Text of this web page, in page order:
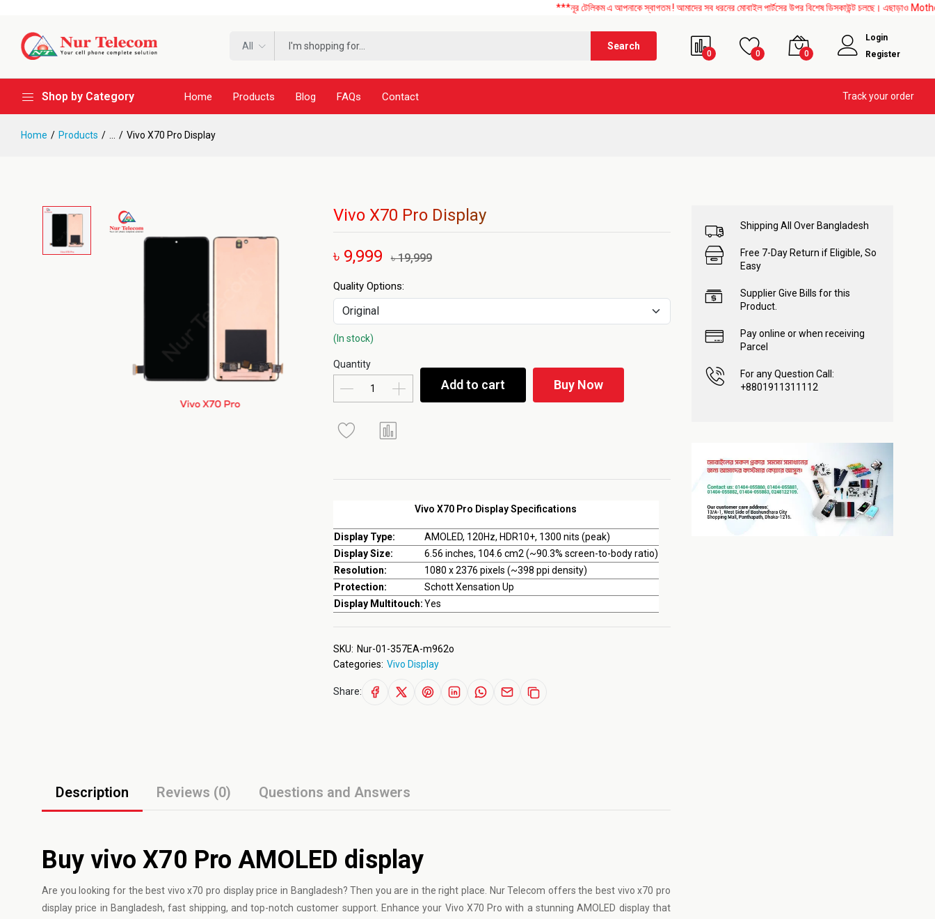
***নূর টেলিকম এ আপনাকে স্বাগতম ! আমাদের সব ধরনের মোবাইল পার্টসের উপর বিশেষ ডিসকাউন্ট চলছে। এছাড়াও Mother
All Search
0 0 0
Login
Register
Shop by Category Home Products Blog FAQs Contact Track your order
Home Products Vivo X70 Pro Display
Vivo X70 Pro Display
৳ 9,999 ৳ 19,999
Vivo X70 Pro Display Specifications
Display Type:
AMOLED, 120Hz, HDR10+, 1300 nits (peak)
Display Size:
6.56 inches, 104.6 cm2 (~90.3% screen-to-body ratio)
Resolution:
1080 x 2376 pixels (~398 ppi density)
Protection:
Schott Xensation Up
Display Multitouch:Yes
Quality Options:
(In stock)
Quantity
Add to cart Buy Now
SKU: Nur-01-357EA-m962o
Categories: Vivo Display
Share:
Description Reviews (0) Questions and Answers
Buy vivo X70 Pro AMOLED display
Are you looking for the best vivo x70 pro display price in Bangladesh? Then you are in the right place. Nur Telecom offers the best vivo x70 pro
display price in Bangladesh, fast shipping, and top-notch customer support. Enhance your Vivo X70 Pro with a stunning AMOLED display that
Shipping All Over Bangladesh
Free 7-Day Return if Eligible, So
Easy
Supplier Give Bills for this
Product.
Pay online or when receiving
Parcel
For any Question Call:
+8801911311112